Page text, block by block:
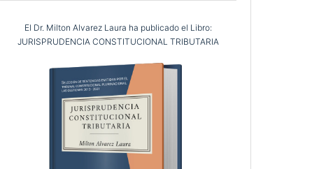
El Dr. Milton Alvarez Laura ha publicado el Libro:
JURISPRUDENCIA CONSTITUCIONAL TRIBUTARIA